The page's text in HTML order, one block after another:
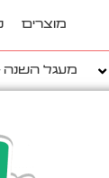
מוצרים
מעגל השנה